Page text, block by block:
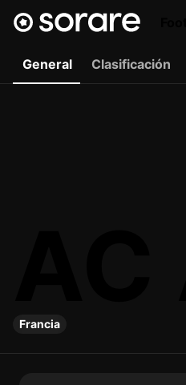
General Clasificación
Francia